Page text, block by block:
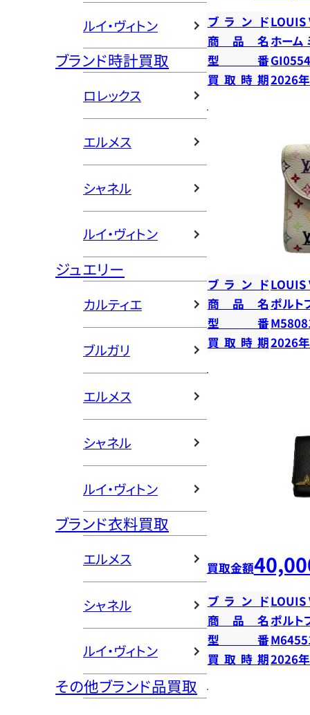
ルイ・ヴィトン
ブランド時計買取
ロレックス
エルメス
シャネル
ルイ・ヴィトン
ジュエリー
カルティエ
ブルガリ
エルメス
シャネル
ルイ・ヴィトン
ブランド衣料買取
エルメス
シャネル
ルイ・ヴィトン
その他ブランド品買取
ブランドLOUIS
商品名 ホーム
型番GI0554
買取時期2026
ブランドLOUIS
商品名ポルト
型番
買取時期2026
買取金額
ブランドLOUIS
商品名ポルト
型番
買取時期2026